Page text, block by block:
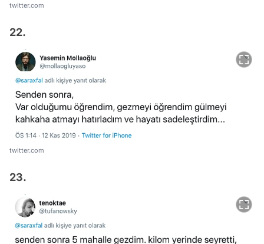
twitter.com
22.
twitter.com
23.